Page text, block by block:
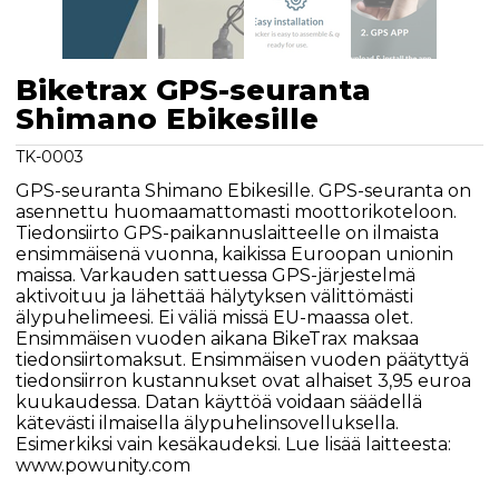
Biketrax GPS-seuranta
Shimano Ebikesille
TK-0003
GPS-seuranta Shimano Ebikesille. GPS-seuranta on
asennettu huomaamattomasti moottorikoteloon.
Tiedonsiirto GPS-paikannuslaitteelle on ilmaista
ensimmäisenä vuonna, kaikissa Euroopan unionin
maissa. Varkauden sattuessa GPS-järjestelmä
aktivoituu ja lähettää hälytyksen välittömästi
älypuhelimeesi. Ei väliä missä EU-maassa olet.
Ensimmäisen vuoden aikana BikeTrax maksaa
tiedonsiirtomaksut. Ensimmäisen vuoden päätyttyä
tiedonsiirron kustannukset ovat alhaiset 3,95 euroa
kuukaudessa. Datan käyttöä voidaan säädellä
kätevästi ilmaisella älypuhelinsovelluksella.
Esimerkiksi vain kesäkaudeksi. Lue lisää laitteesta:
www.powunity.com